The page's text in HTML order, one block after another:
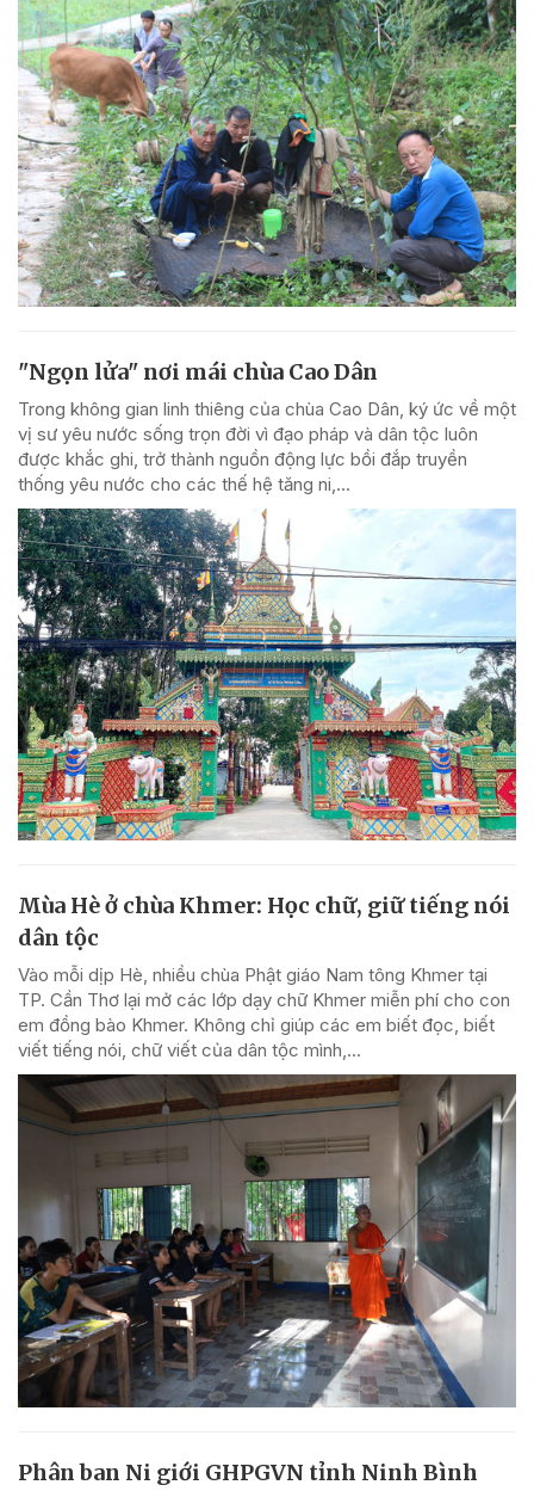
"Ngọn lửa" nơi mái chùa Cao Dân
Trong không gian linh thiêng của chùa Cao Dân, ký ức về một
vị sư yêu nước sống trọn đời vì đạo pháp và dân tộc luôn
được khắc ghi, trở thành nguồn động lực bồi đắp truyền
thống yêu nước cho các thế hệ tăng ni,...
Mùa Hè ở chùa Khmer: Học chữ, giữ tiếng nói
dân tộc
Vào mỗi dịp Hè, nhiều chùa Phật giáo Nam tông Khmer tại
TP. Cần Thơ lại mở các lớp dạy chữ Khmer miễn phí cho con
em đồng bào Khmer. Không chỉ giúp các em biết đọc, biết
viết tiếng nói, chữ viết của dân tộc mình,...
Phân ban Ni giới GHPGVN tỉnh Ninh Bình